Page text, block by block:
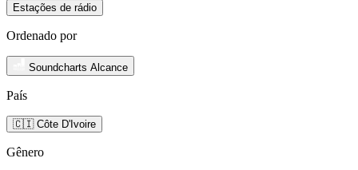
Estações de rádio
Ordenado por
Soundcharts Alcance
País
🇨🇮 Côte D'Ivoire
Gênero